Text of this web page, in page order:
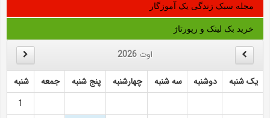
مجله سبک زندگی یک آموزگار
خرید بک لینک و رپورتاژ
اوت 2026
یک شنبه دوشنبه سه شنبه چهارشنبه پنج شنبه جمعه
شنبه
1